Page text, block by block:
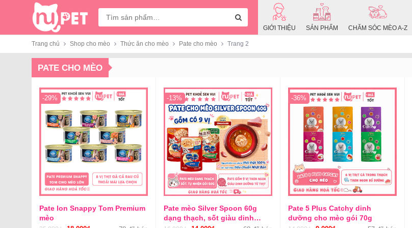
kiếm:
GIỚI THIỆU SẢN PHẨM CHĂM SÓC MÈO A-Z
Trang chủ Shop cho mèo Thức ăn cho mèo Pate cho mèo Trang 2
PATE CHO MÈO
-29%
Pate lon Snappy Tom Premium
mèo
-13%
Pate mèo Silver Spoon 60g
dạng thạch, sốt giàu dinh
-36%
Pate 5 Plus Catchy dinh
dưỡng cho mèo gói 70g